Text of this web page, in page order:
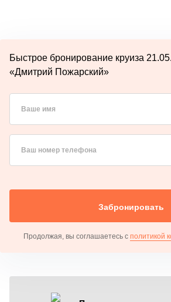
Быстрое бронирование круиза
«Дмитрий Пожарский»
Ваше имя
Ваш номер телефона
Забронировать
Продолжая, вы соглашаетесь с политикой